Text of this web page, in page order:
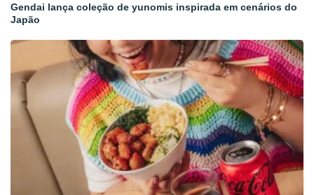
Gendai lança coleção de yunomis inspirada em cenários do
Japão